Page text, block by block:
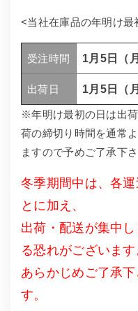
<当社在庫品の年明け最
受注時間 1月5日（
出荷日 1月5日（
※年明け最初の日は出
荷の締切り時間を通常
ますので予めご了承下さ
冬季期間中は、各
とに加え、
出荷・配送が集中
る恐れがございます
あらかじめご了承
す。